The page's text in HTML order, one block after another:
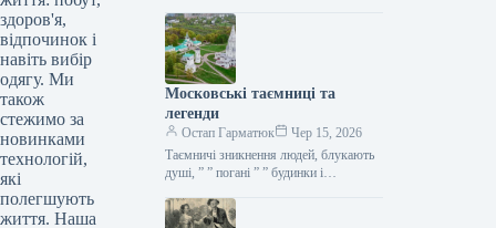
здоров'я,
відпочинок і
навіть вибір
одягу. Ми
також
стежимо за
новинками
технологій,
які
полегшують
життя. Наша
косметолога, тренера, стиліста…
Московські таємниці та
легенди
Остап Гарматюк
Чер 15, 2026
Таємничі зникнення людей, блукають
душі, ” ” погані ” ” будинки і
Щоб…